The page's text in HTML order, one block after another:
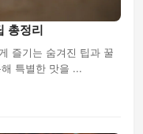
총정리
즐기는 숨겨진 팁과 꿀
특별한 맛을 ...